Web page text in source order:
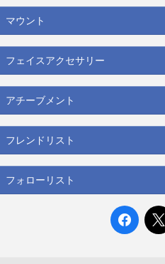
マウント
フェイスアクセサリー
アチーブメント
フレンドリスト
フォローリスト